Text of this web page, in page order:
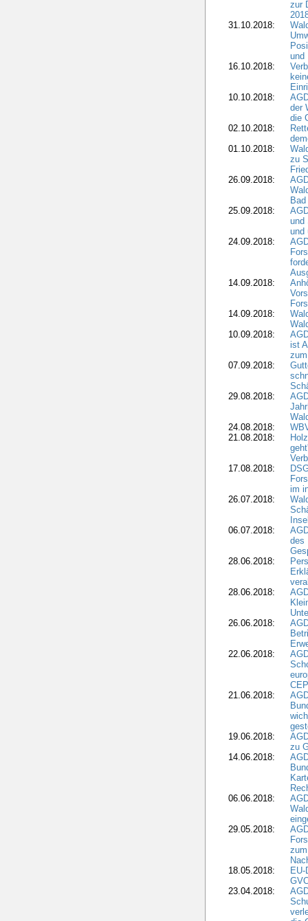
zur
31.10.2018:
und
16.10.2018:
10.10.2018:
der
die
02.10.2018:
01.10.2018:
zu
26.09.2018:
25.09.2018:
und
und
24.09.2018:
14.09.2018:
14.09.2018:
10.09.2018:
ist
07.09.2018:
29.08.2018:
24.08.2018:
21.08.2018:
17.08.2018:
im
26.07.2018:
06.07.2018:
des
28.06.2018:
28.06.2018:
26.06.2018:
22.06.2018:
21.06.2018:
19.06.2018:
zu
14.06.2018:
06.06.2018:
29.05.2018:
18.05.2018:
23.04.2018: